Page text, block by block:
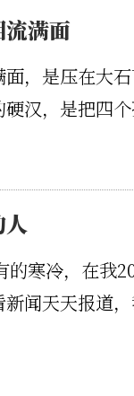
满面
，是压在大
汉，是把四
人
的寒冷，在我
闻天天报道